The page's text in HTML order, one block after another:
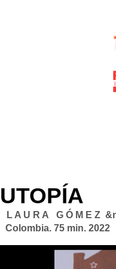
UTOPÍA
L A U R A G Ó M E Z
Colombia. 75 min. 2022